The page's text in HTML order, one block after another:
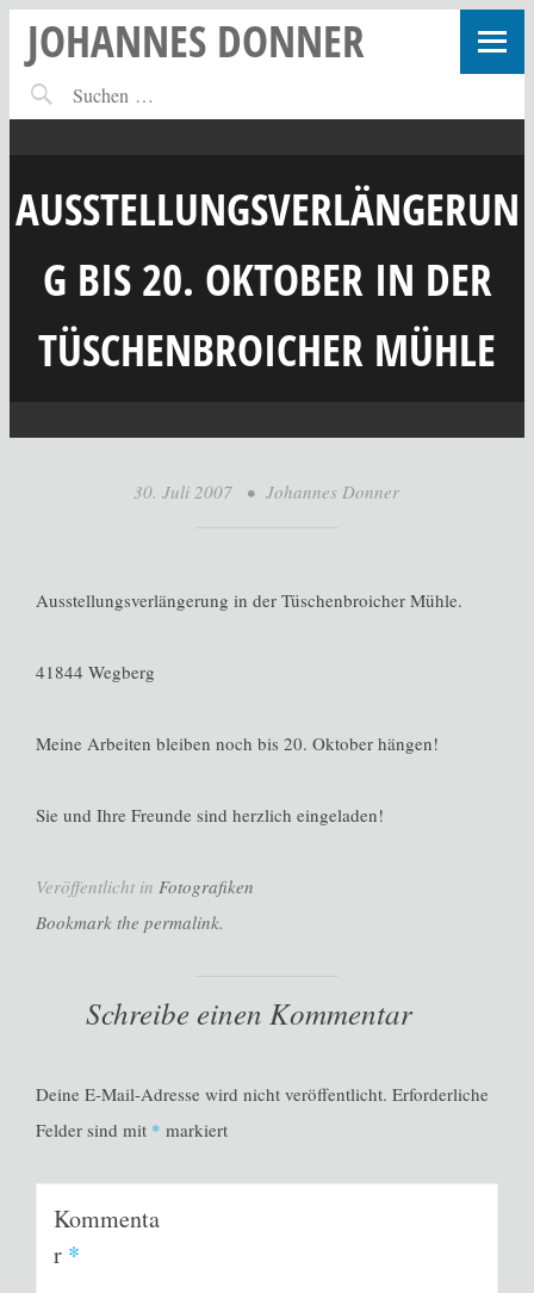
JOHANNES DONNER
AUSSTELLUNGSVERLÄNGERUN
G BIS 20. OKTOBER IN DER
TÜSCHENBROICHER MÜHLE
30. Juli 2007 • Johannes Donner
Ausstellungsverlängerung in der Tüschenbroicher Mühle.
41844 Wegberg
Meine Arbeiten bleiben noch bis 20. Oktober hängen!
Sie und Ihre Freunde sind herzlich eingeladen!
Veröffentlicht in Fotografiken
Bookmark the permalink.
Schreibe einen Kommentar
Deine E-Mail-Adresse wird nicht veröffentlicht. Erforderliche
Felder sind mit * markiert
Kommenta
r *